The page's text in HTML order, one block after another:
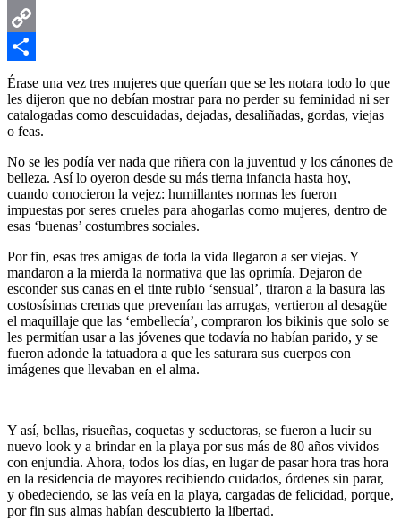
Email
Copy
Link
Compartir
Érase una vez tres mujeres que querían que se les notara todo lo que
les dijeron que no debían mostrar para no perder su feminidad ni ser
catalogadas como descuidadas, dejadas, desaliñadas, gordas, viejas
o feas.
No se les podía ver nada que riñera con la juventud y los cánones de
belleza. Así lo oyeron desde su más tierna infancia hasta hoy,
cuando conocieron la vejez: humillantes normas les fueron
impuestas por seres crueles para ahogarlas como mujeres, dentro de
esas ‘buenas’ costumbres sociales.
Por fin, esas tres amigas de toda la vida llegaron a ser viejas. Y
mandaron a la mierda la normativa que las oprimía. Dejaron de
esconder sus canas en el tinte rubio ‘sensual’, tiraron a la basura las
costosísimas cremas que prevenían las arrugas, vertieron al desagüe
el maquillaje que las ‘embellecía’, compraron los bikinis que solo se
les permitían usar a las jóvenes que todavía no habían parido, y se
fueron adonde la tatuadora a que les saturara sus cuerpos con
imágenes que llevaban en el alma.
Y así, bellas, risueñas, coquetas y seductoras, se fueron a lucir su
nuevo look y a brindar en la playa por sus más de 80 años vividos
con enjundia. Ahora, todos los días, en lugar de pasar hora tras hora
en la residencia de mayores recibiendo cuidados, órdenes sin parar,
y obedeciendo, se las veía en la playa, cargadas de felicidad, porque,
por fin sus almas habían descubierto la libertad.